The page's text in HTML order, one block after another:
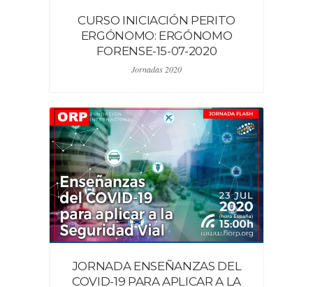
CURSO INICIACIÓN PERITO
ERGÓNOMO: ERGÓNOMO
FORENSE-15-07-2020
Jornadas 2020
JORNADA ENSEÑANZAS DEL
COVID-19 PARA APLICAR A LA